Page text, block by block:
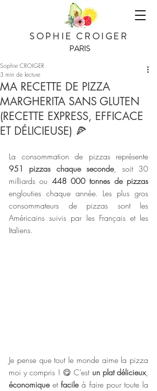
SOPHIE CROIGER
PARIS
MA RECETTE DE PIZZA
MARGHERITA SANS GLUTEN
(RECETTE EXPRESS, EFFICACE
ET DÉLICIEUSE) 🍕
Sophie CROIGER
3 min de lecture
951 pizzas chaque seconde, soit 30
milliards ou 448 000 tonnes de pizzas
englouties chaque année. Les plus gros
consommateurs de pizzas sont les
Américains suivis par les Français et les
Italiens.
Je pense que tout le monde aime la pizza
moi y compris ! 😋 C’est un plat délicieux
économique et facile à faire pour toute la